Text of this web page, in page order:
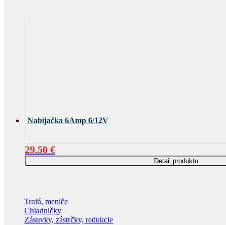
Nabíjačka 6Amp 6/12V
29.50 €
Detail produktu
Trafá, meniče
Chladničky
Zásuvky, zástrčky, redukcie